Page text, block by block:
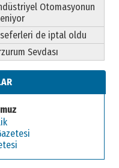
Otomasyonun
seferleri de iptal oldu
Sevdası